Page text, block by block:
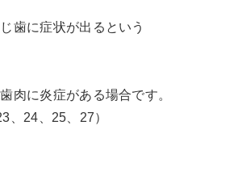
歯に症状が出るという
肉に炎症がある場合です。
、24、25、27）